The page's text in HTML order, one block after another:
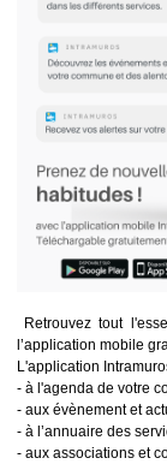
Retrouvez tout
l’application mobile
L'application
- à l'agenda de votre
- aux évènement et
- à l’annuaire des
- aux associations et